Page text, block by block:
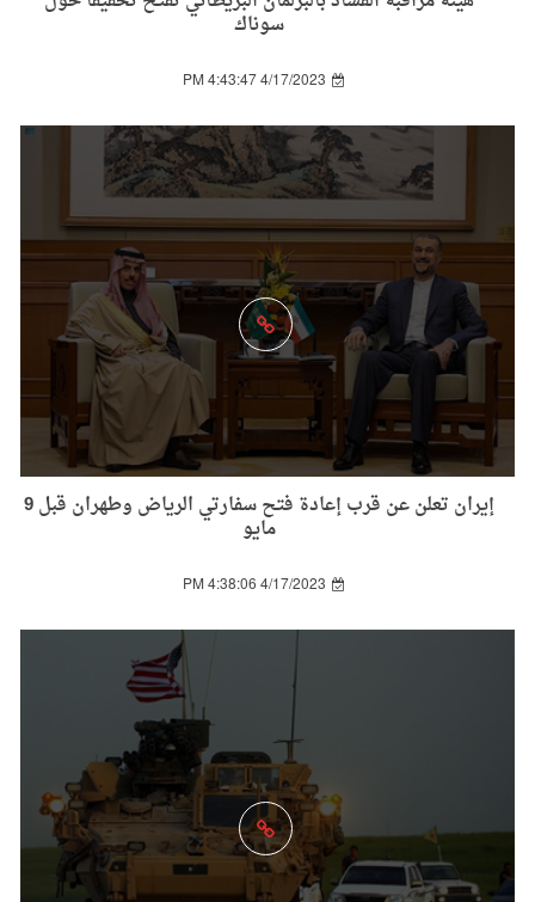
سوناك
4/17/2023 4:43:47 PM
إيران تعلن عن قرب إعادة فتح سفارتي الرياض وطهران قبل 9
مايو
4/17/2023 4:38:06 PM